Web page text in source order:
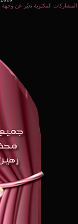
المكتوبة تعبّر عن